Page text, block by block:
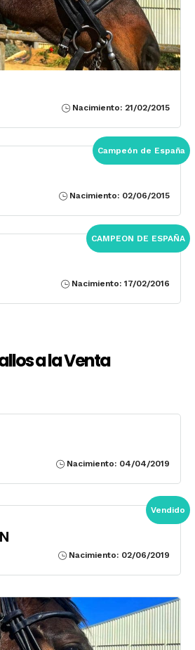
Nacimiento: 21/02/2015
Campeón de España
Nacimiento: 02/06/2015
CAMPEON DE ESPAÑA
Nacimiento: 17/02/2016
a la Venta
Nacimiento: 04/04/2019
Vendido
Nacimiento: 02/06/2019